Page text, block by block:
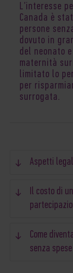
L’interesse
Canada è
persone
dovuto in
del neonato
maternità
limitato lo
per
surrogata.
Aspetti
Il costo di
Come
senza